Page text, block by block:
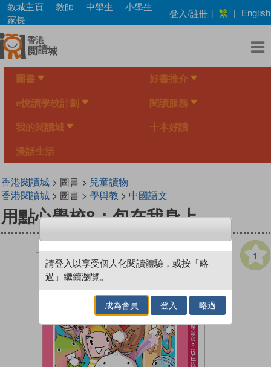
Skip
main
content
教城主頁 教師 中學生
小學生
家長
登入/註冊 | 繁 | English
圖書 好書推介
e悅讀學校計劃 閱讀服務
我的閱讀城 十本好讀
漫話生活
香港閱讀城> 圖書 > 兒童讀物
香港閱讀城> 圖書 > 學與教 > 中國語文
用點心學校8：包在我身上
1
請登入以享受個人化閱讀體驗，或按「略
過」繼續瀏覽。
成為會員 登入 略過